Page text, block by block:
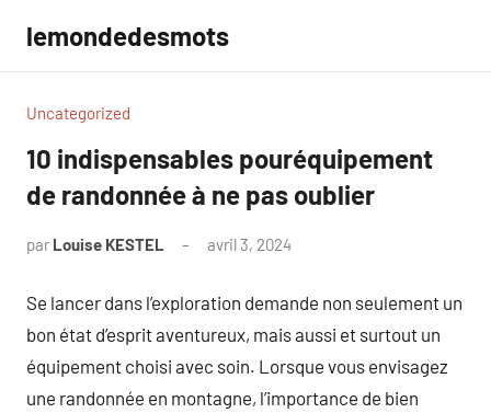
contenu
lemondedesmots
Uncategorized
10 indispensables pouréquipement
de randonnée à ne pas oublier
par Louise KESTEL avril 3, 2024
Se lancer dans l’exploration demande non seulement un
bon état d’esprit aventureux, mais aussi et surtout un
équipement choisi avec soin. Lorsque vous envisagez
une randonnée en montagne, l’importance de bien